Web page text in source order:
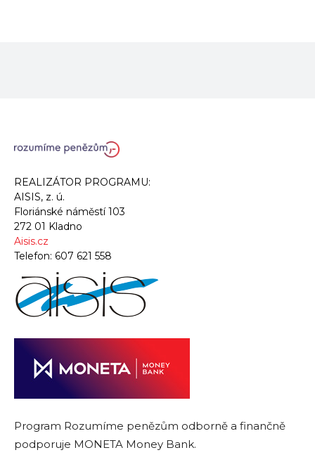
REALIZÁTOR PROGRAMU:
AISIS, z. ú.
Floriánské náměstí 103
272 01 Kladno
Aisis.cz
Telefon: 607 621 558
Program Rozumíme penězům odborně a finančně
podporuje MONETA Money Bank.